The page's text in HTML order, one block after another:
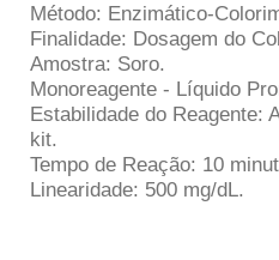
Método: Enzimático-
Finalidade: Dosagem do
Amostra: Soro.
Monoreagente - Líquido
Estabilidade do Reagente:
kit.
Tempo de Reação: 10
Linearidade: 500 mg/dL.